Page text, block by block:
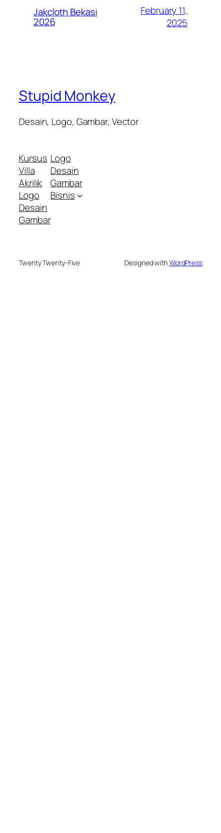
Jakcloth Bekasi
2026
February 11,
2025
Stupid Monkey
Desain, Logo, Gambar, Vector
Kursus
Villa
Akrilik
Logo
Desain
Gambar
Logo
Desain
Gambar
Bisnis
Twenty Twenty-Five Designed withWordPress